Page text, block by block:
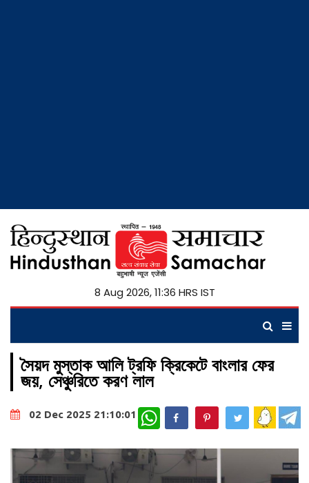
8 Aug 2026, 11:36 HRS IST
সৈয়দ মুস্তাক আলি ট্রফি ক্রিকেটে বাংলার ফের
জয়, সেঞ্চুরিতে করণ লাল
02 Dec 2025 21:10:01 WhatsApp